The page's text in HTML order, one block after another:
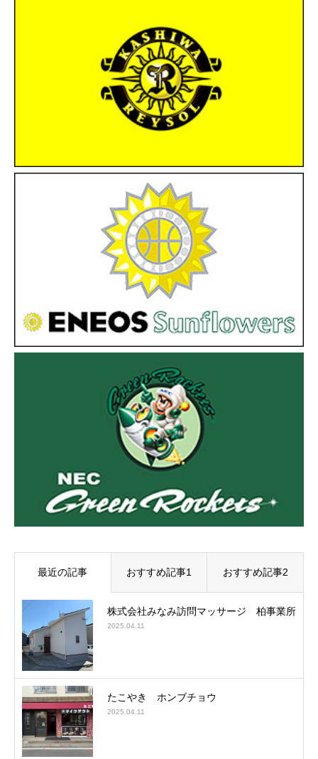
最近の記事 おすすめ記事1 おすすめ記事2
株式会社みなみ訪問マッサージ 柏事業所
2025.04.11
たこやき ホンブチョウ
2025.04.11